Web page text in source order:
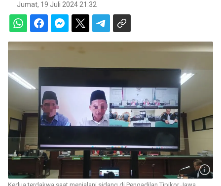
Jumat, 19 Juli 2024 21:32